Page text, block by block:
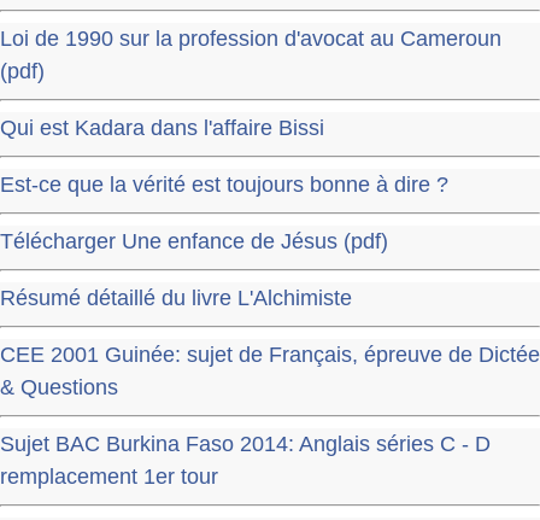
Loi de 1990 sur la profession d'avocat au Cameroun
(pdf)
Qui est Kadara dans l'affaire Bissi
Est-ce que la vérité est toujours bonne à dire ?
Télécharger Une enfance de Jésus (pdf)
Résumé détaillé du livre L'Alchimiste
CEE 2001 Guinée: sujet de Français, épreuve de Dictée
& Questions
Sujet BAC Burkina Faso 2014: Anglais séries C - D
remplacement 1er tour